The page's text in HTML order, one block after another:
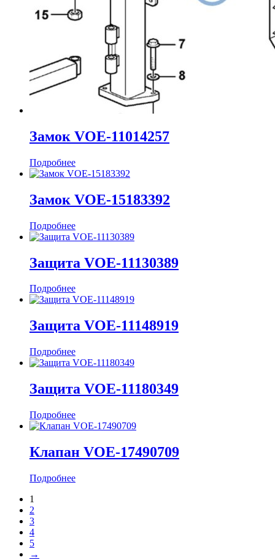
Замок VOE-11014257
Подробнее
Замок VOE-15183392
Подробнее
Защита VOE-11130389
Подробнее
Защита VOE-11148919
Подробнее
Защита VOE-11180349
Подробнее
Клапан VOE-17490709
Подробнее
1
2
3
4
5
→